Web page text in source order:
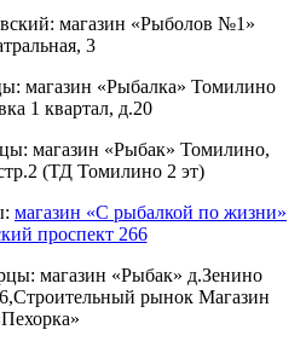
магазин «Рыболов №1»
3
магазин «Рыбалка» Томилино
1 квартал, д.20
магазин «Рыбак» Томилино,
(ТД Томилино 2 эт)
магазин «С рыбалкой по жизни»
проспект 266
магазин «Рыбак» д.Зенино
рынок Магазин